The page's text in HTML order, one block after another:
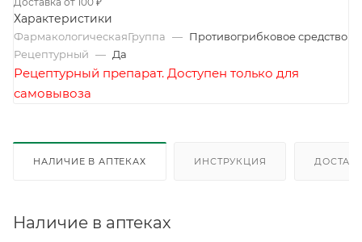
Характеристики
ФармакологическаяГруппа — Противогрибковое средство
Рецептурный — Да
Рецептурный препарат. Доступен только для
самовывоза
НАЛИЧИЕ В АПТЕКАХ ИНСТРУКЦИЯ
Наличие в аптеках